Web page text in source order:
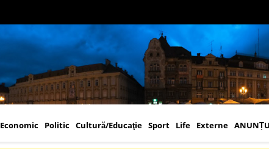
Economic Politic Cultură/Educaţie Sport Life Externe